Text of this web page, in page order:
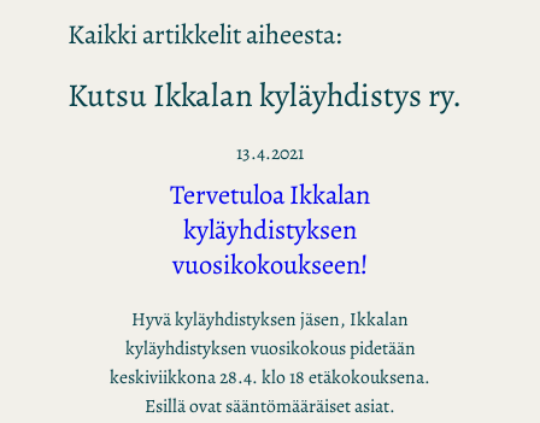
Kaikki artikkelit aiheesta:
Kutsu Ikkalan kyläyhdistys ry.
13.4.2021
Tervetuloa Ikkalan
kyläyhdistyksen
vuosikokoukseen!
Hyvä kyläyhdistyksen jäsen, Ikkalan
kyläyhdistyksen vuosikokous pidetään
keskiviikkona 28.4. klo 18 etäkokouksena.
Esillä ovat sääntömääräiset asiat.